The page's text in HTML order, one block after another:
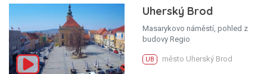
Uherský Brod
Masarykovo náměstí, pohled z
budovy Regio
UB město Uherský Brod